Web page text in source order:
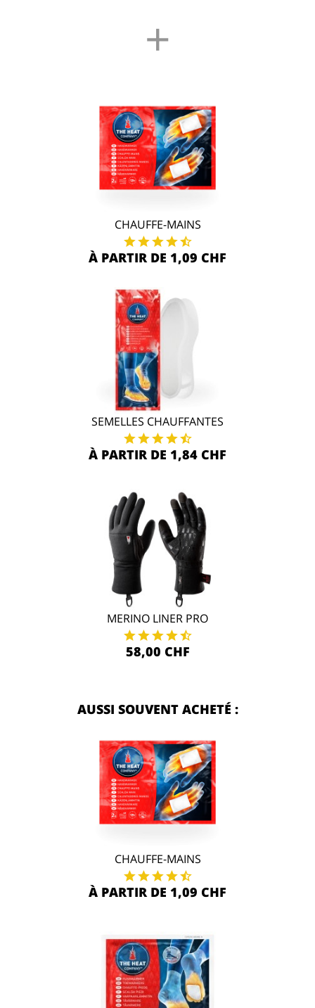
+
CHAUFFE-MAINS
À PARTIR DE 1,09 CHF
SEMELLES CHAUFFANTES
À PARTIR DE 1,84 CHF
MERINO LINER PRO
58,00 CHF
AUSSI SOUVENT ACHETÉ :
CHAUFFE-MAINS
À PARTIR DE 1,09 CHF